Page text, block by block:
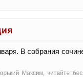
В собрания
Максим, читайте